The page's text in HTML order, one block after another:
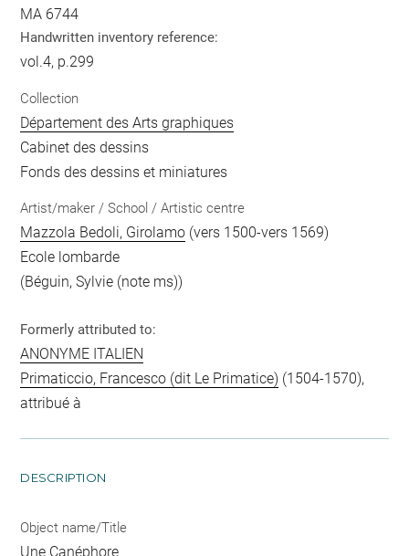
MA 6744
Handwritten inventory reference:
vol.4, p.299
Collection
Département des Arts graphiques
Cabinet des dessins
Fonds des dessins et miniatures
Artist/maker / School / Artistic centre
Mazzola Bedoli, Girolamo (vers 1500-vers 1569)
Ecole lombarde
(Béguin, Sylvie (note ms))
Formerly attributed to:
ANONYME ITALIEN
Primaticcio, Francesco (dit Le Primatice) (1504-1570),
attribué à
DESCRIPTION
Object name/Title
Une Canéphore